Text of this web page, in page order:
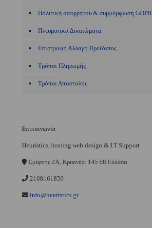
Πολιτική απορρήτου & συμμόρφωση GDPR
Πνευματικά Δικαιώματα
Επιστροφή Αλλαγή Προϊόντος
Τρόποι Πληρωμής
Τρόποι Αποστολής
Επικοινωνία
Heuristics, hosting web design & I.T Support
Σμύρνης 2A, Κρυονέρι 145 68 Ελλάδα
2108161859
info@heuristics.gr